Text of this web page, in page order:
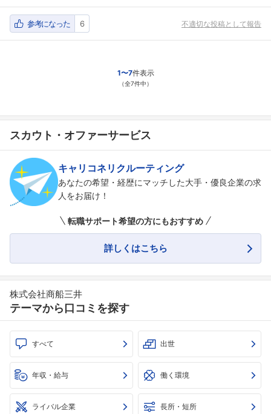
参考になった 6 不適切な投稿として報告
1〜7件表示
（全7件中）
スカウト・オファーサービス
キャリコネリクルーティング
あなたの希望・経歴にマッチした大手・優良企業の求
人をお届け！
転職サポート希望の方にもおすすめ
詳しくはこちら
株式会社商船三井
テーマから口コミを探す
すべて 出世
年収・給与 働く環境
ライバル企業 長所・短所